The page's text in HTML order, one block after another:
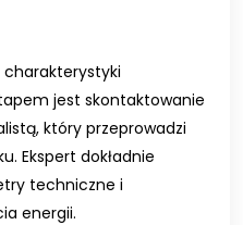
jest skontaktowanie
który przeprowadzi
Ekspert dokładnie
techniczne i
energii.